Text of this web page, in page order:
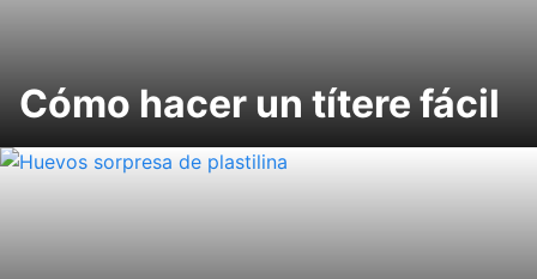
Cómo hacer un títere fácil